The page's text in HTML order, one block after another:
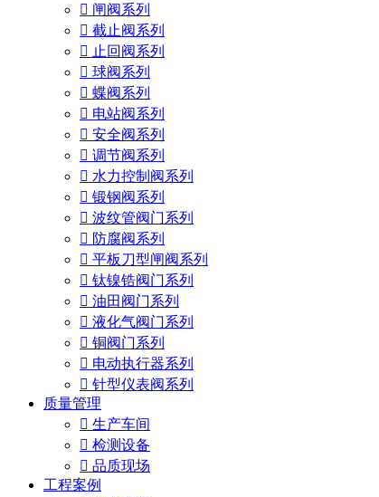
 闸阀系列
 截止阀系列
 止回阀系列
 球阀系列
 蝶阀系列
 电站阀系列
 安全阀系列
 调节阀系列
 水力控制阀系列
 锻钢阀系列
 波纹管阀门系列
 防腐阀系列
 平板刀型闸阀系列
 钛镍锆阀门系列
 油田阀门系列
 液化气阀门系列
 铜阀门系列
 电动执行器系列
 针型仪表阀系列
质量管理
 生产车间
 检测设备
 品质现场
工程案例